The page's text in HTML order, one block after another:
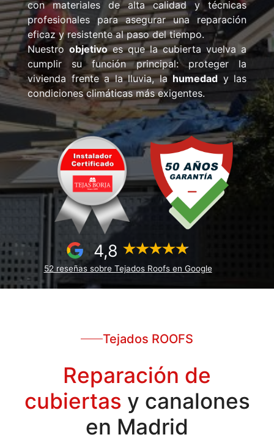
con materiales de alta calidad y técnicas
profesionales para asegurar una reparación
eficaz y resistente al paso del tiempo.
Nuestro objetivoes que la cubierta vuelva a
cumplir su función principal: proteger la
vivienda frente a la lluvia, la humedad y las
condiciones climáticas más exigentes.
4,8
52 reseñas sobre Tejados Roofs en Google
Tejados ROOFS
Reparación de
cubiertas y canalones
en Madrid